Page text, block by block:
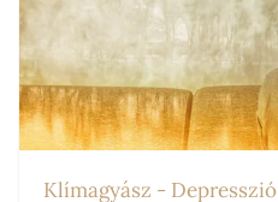
Klímagyász - Depresszió